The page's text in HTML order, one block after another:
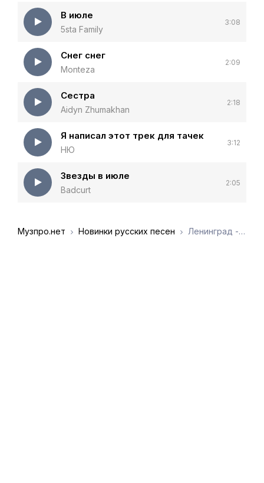
В июле
5sta Family
3:08
Снег снег
Monteza
2:09
Сестра
Aidyn Zhumakhan
2:18
Я написал этот трек для тачек
НЮ
3:12
Звезды в июле
Badcurt
2:05
Музпро.нет Новинки русских песен Ленинград - фие100